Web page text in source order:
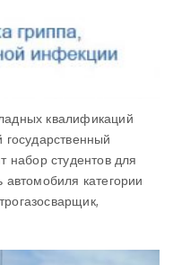
квалификаций
набор студентов для
категории